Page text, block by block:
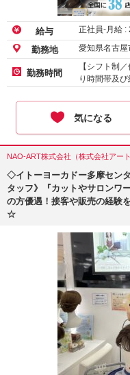
給与 正社員-月給 :
勤務地 愛知県名古屋
勤務時間
【シフト制
り時間帯及
気になる
NAO-ART株式会社（株式会社アー
◇イトーヨーカドー多摩セン
タッフ》『カットやサロンワ
の方優遇！接客や販売の経験
☆